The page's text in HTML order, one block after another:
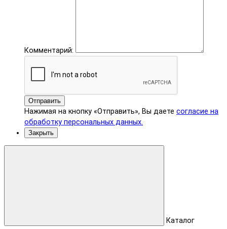
Комментарий:
Отправить
Нажимая на кнопку «Отправить», Вы даете согласие на
обработку персональных данных.
Закрыть
Каталог